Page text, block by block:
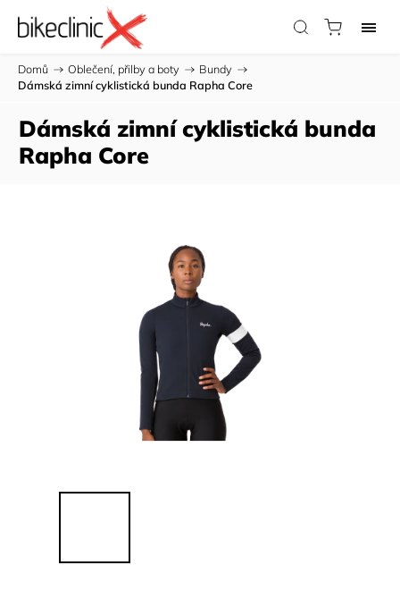
Domů / Oblečení, přilby a boty / Bundy /
Dámská zimní cyklistická bunda Rapha Core
Dámská zimní cyklistická bunda
Rapha Core